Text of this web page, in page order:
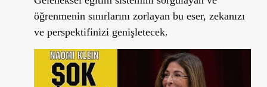
öğrenmenin sınırlarını zorlayan bu eser, zekanızı
ve perspektifinizi genişletecek.